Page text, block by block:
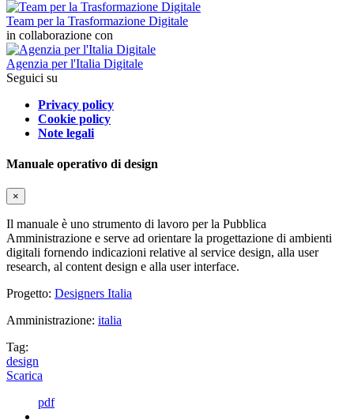
Team per la Trasformazione Digitale
in collaborazione con
Agenzia per l'Italia Digitale
Seguici su
Privacy policy
Cookie policy
Note legali
Manuale operativo di design
×
Il manuale è uno strumento di lavoro per la Pubblica
Amministrazione e serve ad orientare la progettazione di ambienti
digitali fornendo indicazioni relative al service design, alla user
research, al content design e alla user interface.
Progetto: Designers Italia
Amministrazione: italia
Tag:
design
Scarica
pdf